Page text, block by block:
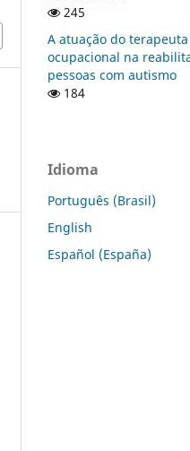
245
A atuação do terapeuta
ocupacional na
pessoas com autismo
184
Idioma
Português (Brasil)
English
Español (España)